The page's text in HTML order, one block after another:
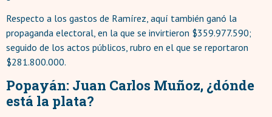
Respecto a los gastos de Ramírez, aquí también ganó la
propaganda electoral, en la que se invirtieron $359.977.590;
seguido de los actos públicos, rubro en el que se reportaron
$281.800.000.
Popayán: Juan Carlos Muñoz, ¿dónde
está la plata?